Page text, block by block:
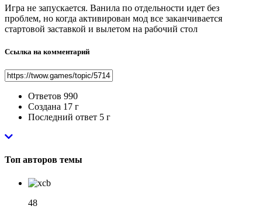
Игра не запускается. Ванила по отдельности идет без
проблем, но когда активирован мод все заканчивается
стартовой заставкой и вылетом на рабочий стол
Ссылка на комментарий
Ответов 990
Создана 17 г
Последний ответ 5 г
Топ авторов темы
48